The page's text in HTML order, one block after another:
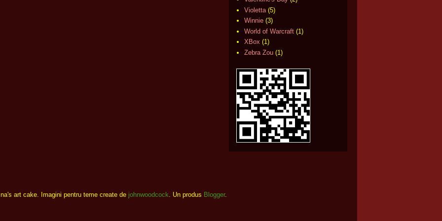
Violetta (5)
Winnie (3)
World of Warcraft (1)
XBox (1)
Zebra Zou (1)
art cake. Imagini pentru teme create de johnwoodcock. Un produs Blogger.